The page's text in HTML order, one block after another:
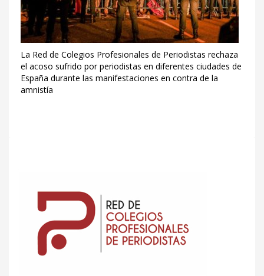
La Red de Colegios Profesionales de Periodistas rechaza
el acoso sufrido por periodistas en diferentes ciudades de
España durante las manifestaciones en contra de la
amnistía